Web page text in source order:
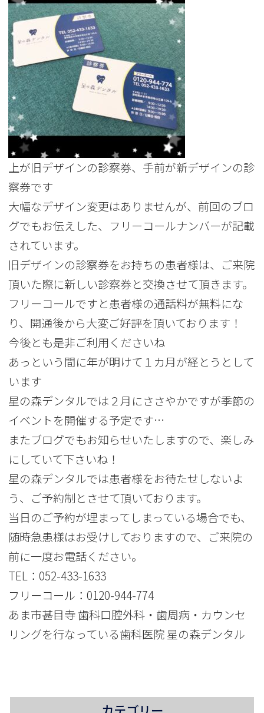
上が旧デザインの診察券、手前が新デザインの診
察券です
大幅なデザイン変更はありませんが、前回のブロ
グでもお伝えした、フリーコールナンバーが記載
されています。
旧デザインの診察券をお持ちの患者様は、ご来院
頂いた際に新しい診察券と交換させて頂きます。
フリーコールですと患者様の通話料が無料にな
り、開通後から大変ご好評を頂いております！
今後とも是非ご利用くださいね
あっという間に年が明けて１カ月が経とうとして
います
星の森デンタルでは２月にささやかですが季節の
イベントを開催する予定です…
またブログでもお知らせいたしますので、楽しみ
にしていて下さいね！
星の森デンタルでは患者様をお待たせしないよ
う、ご予約制とさせて頂いております。
当日のご予約が埋まってしまっている場合でも、
随時急患様はお受けしておりますので、ご来院の
前に一度お電話ください。
TEL：052-433-1633
フリーコール：0120-944-774
あま市甚目寺 歯科口腔外科・歯周病・カウンセ
リングを行なっている歯科医院 星の森デンタル
カテゴリー